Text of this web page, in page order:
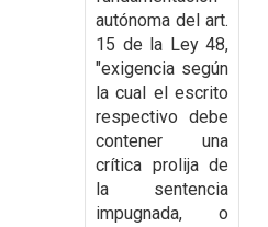
autónoma del art.
15 de la Ley 48,
"exigencia según
la cual el escrito
respectivo debe
contener una
crítica prolija de
la sentencia
impugnada, o